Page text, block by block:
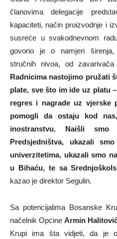
članovima delegacije
kapaciteti, način proizvodnje i
susreće u svakodnevnom
govorio je o namjeri širenja,
stručnih nivoa, od
Radnicima nastojimo pružati
plate, sve što im ide uz platu
regres i nagrade uz vjerske
pomogli da ostaju kod
inostranstvu. Naišli smo
Predsjedništva, ukazali
univerzitetima, ukazali smo
u Bihaću, te sa
kazao je direktor Segulin.
Sa potencijalima Bosanske
načelnik Općine Armin
Krupi ima šta vidjeti, da je